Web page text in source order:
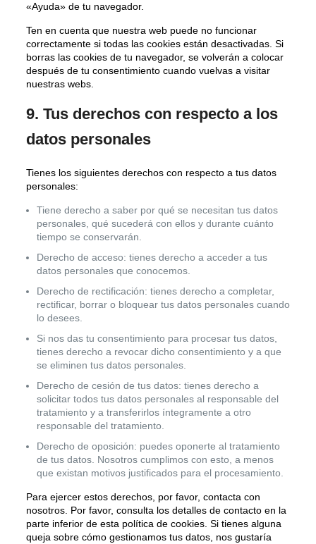
«Ayuda» de tu navegador.
Ten en cuenta que nuestra web puede no funcionar
correctamente si todas las cookies están desactivadas. Si
borras las cookies de tu navegador, se volverán a colocar
después de tu consentimiento cuando vuelvas a visitar
nuestras webs.
9. Tus derechos con respecto a los
datos personales
Tienes los siguientes derechos con respecto a tus datos
personales:
Tiene derecho a saber por qué se necesitan tus datos
personales, qué sucederá con ellos y durante cuánto
tiempo se conservarán.
Derecho de acceso: tienes derecho a acceder a tus
datos personales que conocemos.
Derecho de rectificación: tienes derecho a completar,
rectificar, borrar o bloquear tus datos personales cuando
lo desees.
Si nos das tu consentimiento para procesar tus datos,
tienes derecho a revocar dicho consentimiento y a que
se eliminen tus datos personales.
Derecho de cesión de tus datos: tienes derecho a
solicitar todos tus datos personales al responsable del
tratamiento y a transferirlos íntegramente a otro
responsable del tratamiento.
Derecho de oposición: puedes oponerte al tratamiento
de tus datos. Nosotros cumplimos con esto, a menos
que existan motivos justificados para el procesamiento.
Para ejercer estos derechos, por favor, contacta con
nosotros. Por favor, consulta los detalles de contacto en la
parte inferior de esta política de cookies. Si tienes alguna
queja sobre cómo gestionamos tus datos, nos gustaría